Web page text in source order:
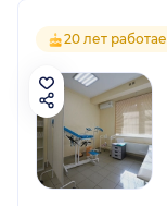
20 лет